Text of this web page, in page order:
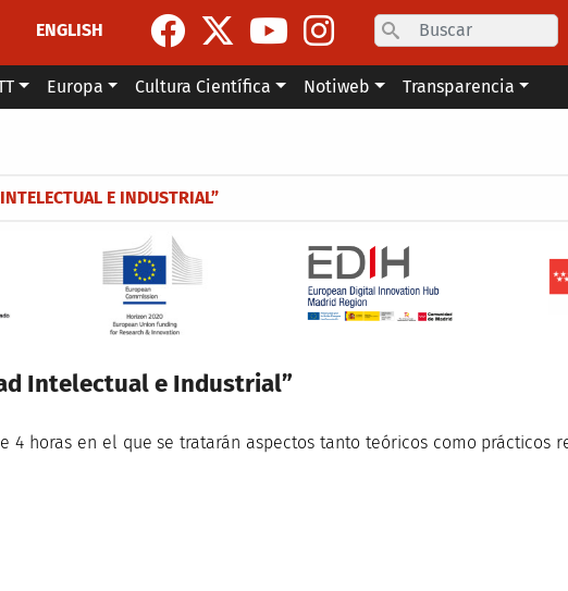
ENGLISH
Europa Cultura Científica Notiweb Transparencia
E INDUSTRIAL”
Intelectual e Industrial”
horas en el que se tratarán aspectos tanto teóricos como prácticos